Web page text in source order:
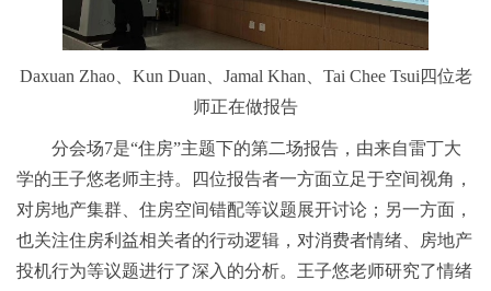
Daxuan Zhao、Kun Duan、Jamal Khan、Tai Chee Tsui四位老
师正在做报告
分会场7是“住房”主题下的第二场报告，由来自雷丁大
学的王子悠老师主持。四位报告者一方面立足于空间视角，
对房地产集群、住房空间错配等议题展开讨论；另一方面，
也关注住房利益相关者的行动逻辑，对消费者情绪、房地产
投机行为等议题进行了深入的分析。王子悠老师研究了情绪